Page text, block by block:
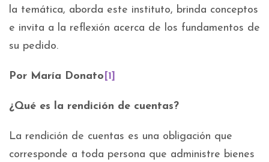
la temática, aborda este instituto, brinda conceptos
e invita a la reflexión acerca de los fundamentos de
su pedido.
Por María Donato [1]
¿Qué es la rendición de cuentas?
La rendición de cuentas es una obligación que
corresponde a toda persona que administre bienes